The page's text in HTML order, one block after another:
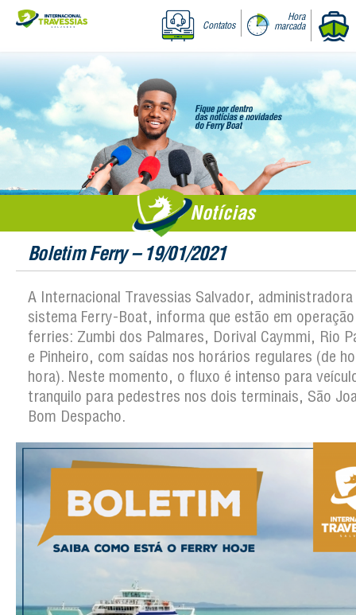
Contatos
Hora
marcada
Notícias
Boletim Ferry – 19/01/2021
A Internacional Travessias Salvador,
sistema Ferry-Boat, informa que estão em
ferries: Zumbi dos Palmares, Dorival Caymmi, Rio
e Pinheiro, com saídas nos horários regulares (de
hora). Neste momento, o fluxo é intenso para
tranquilo para pedestres nos dois terminais, São
Bom Despacho.